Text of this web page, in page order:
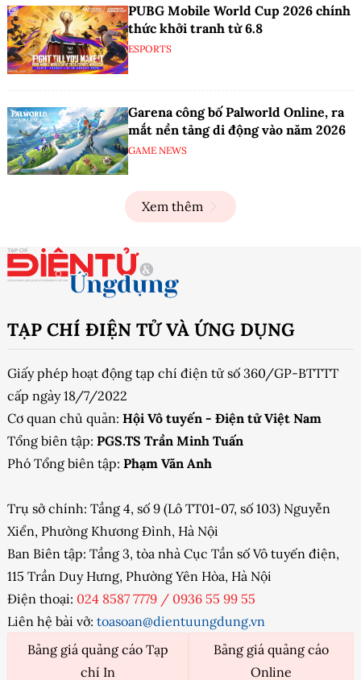
PUBG Mobile World Cup 2026 chính
thức khởi tranh từ 6.8
ESPORTS
Garena công bố Palworld Online, ra
mắt nền tảng di động vào năm 2026
GAME NEWS
Xem thêm
TẠP CHÍ ĐIỆN TỬ VÀ ỨNG DỤNG
Giấy phép hoạt động tạp chí điện tử số 360/GP-BTTTT
cấp ngày 18/7/2022
Cơ quan chủ quản: Hội Vô tuyến - Điện tử Việt Nam
Tổng biên tập: PGS.TS Trần Minh Tuấn
Phó Tổng biên tập: Phạm Văn Anh
Trụ sở chính: Tầng 4, số 9 (Lô TT01-07, số 103) Nguyễn
Xiển, Phường Khương Đình, Hà Nội
Ban Biên tập: Tầng 3, tòa nhà Cục Tần số Vô tuyến điện,
115 Trần Duy Hưng, Phường Yên Hòa, Hà Nội
Điện thoại: 024 8587 7779 / 0936 55 99 55
Liên hệ bài vở: toasoan@dientuungdung.vn
Bảng giá quảng cáo Tạp
chí In
Bảng giá quảng cáo
Online